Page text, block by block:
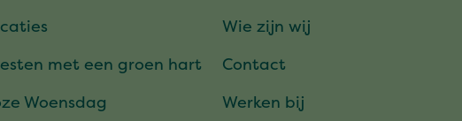
met een groen hart
Woensdag
Wie zijn wij
Contact
Werken bij